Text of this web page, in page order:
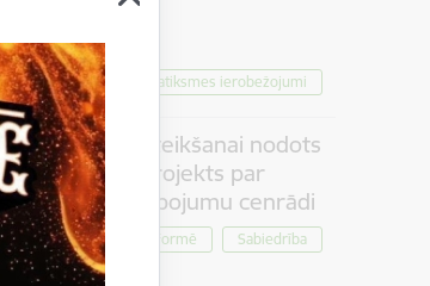
Sabiedrība Satiksmes ierobežojumi
viedokļa izteikšanai nodots
noteikumu projekts par
maksas pakalpojumu cenrādi
Pašvaldība informē Sabiedrība